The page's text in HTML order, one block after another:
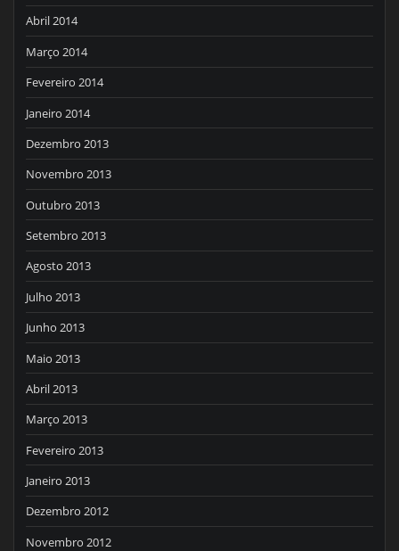
Abril 2014
Março 2014
Fevereiro 2014
Janeiro 2014
Dezembro 2013
Novembro 2013
Outubro 2013
Setembro 2013
Agosto 2013
Julho 2013
Junho 2013
Maio 2013
Abril 2013
Março 2013
Fevereiro 2013
Janeiro 2013
Dezembro 2012
Novembro 2012